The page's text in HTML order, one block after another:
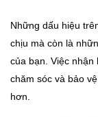
Những dấu hiệu
chịu mà còn là
của bạn. Việc nhận
chăm sóc và bảo
hơn.